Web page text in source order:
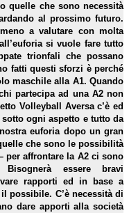
quelle che sono necessità
al prossimo futuro.
a valutare con molta
si vuole fare tutto
trionfali che possano
fatti questi sforzi è perché
maschile alla A1. Quando
partecipa ad una A2 non
Volleyball Aversa c’è ed
ogni aspetto e tutto da
euforia dopo un gran
che sono le possibilità
per affrontare la A2 ci sono
Bisognerà essere bravi
rapporti ed in base a
possibile. C’è necessità di
dare apporti alla società